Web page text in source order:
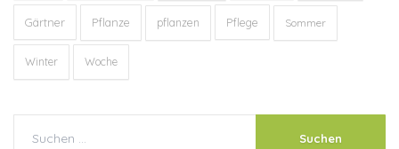
Gärtner Pflanze pflanzen Pflege Sommer
Winter Woche